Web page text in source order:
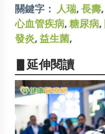
關鍵字：
人瑞, 長壽,
心血管疾病, 糖尿病,
發炎, 益生菌,
▋延伸閱讀